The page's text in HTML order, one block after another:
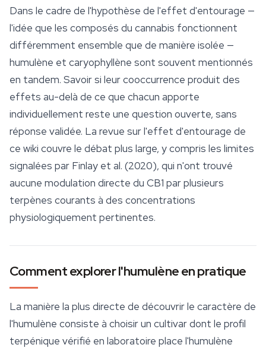
Dans le cadre de l'hypothèse de l'effet d'entourage —
l'idée que les composés du cannabis fonctionnent
différemment ensemble que de manière isolée —
humulène et caryophyllène sont souvent mentionnés
en tandem. Savoir si leur cooccurrence produit des
effets au-delà de ce que chacun apporte
individuellement reste une question ouverte, sans
réponse validée. La revue sur l'effet d'entourage de
ce wiki couvre le débat plus large, y compris les limites
signalées par Finlay et al. (2020), qui n'ont trouvé
aucune modulation directe du CB1 par plusieurs
terpènes courants à des concentrations
physiologiquement pertinentes.
Comment explorer l'humulène en pratique
La manière la plus directe de découvrir le caractère de
l'humulène consiste à choisir un cultivar dont le profil
terpénique vérifié en laboratoire place l'humulène